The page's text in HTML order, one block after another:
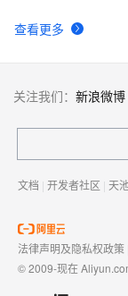
查看更多
关注我们： 新浪微博
文档 | 开发者社区 | 天
法律声明及隐私权政策
© 2009-现在